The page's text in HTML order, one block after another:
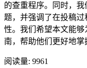
的查重程序。同时，我
题，并强调了在投稿
性。我们希望本文能
南，帮助他们更好地掌
阅读量: 9961